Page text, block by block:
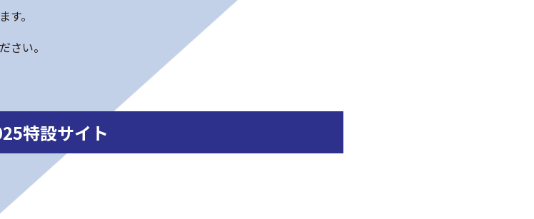
。
さい。
特設サイト